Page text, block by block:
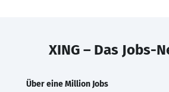
XING – Das Jobs-
Über eine Million Jobs